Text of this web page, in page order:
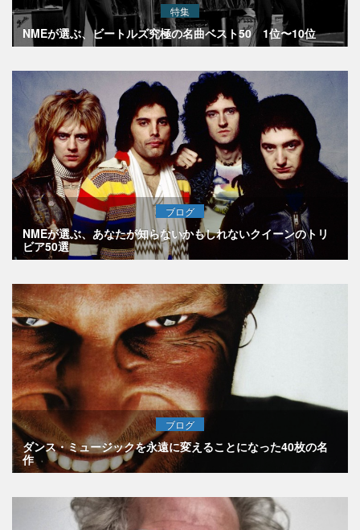
特集
NMEが選ぶ、ビートルズ究極の名曲ベスト50 1位〜10位
ブログ
NMEが選ぶ、あなたが知らないかもしれないクイーンのトリ
ビア50選
ブログ
ダンス・ミュージックを永遠に変えることになった40枚の名
作